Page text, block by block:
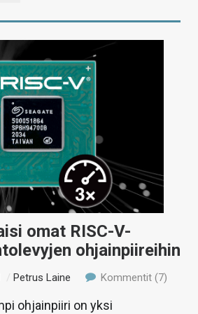
omat RISC-V-
ohjainpiireihin
/Petrus Laine Kommentit (7)
ohjainpiiri on yksi